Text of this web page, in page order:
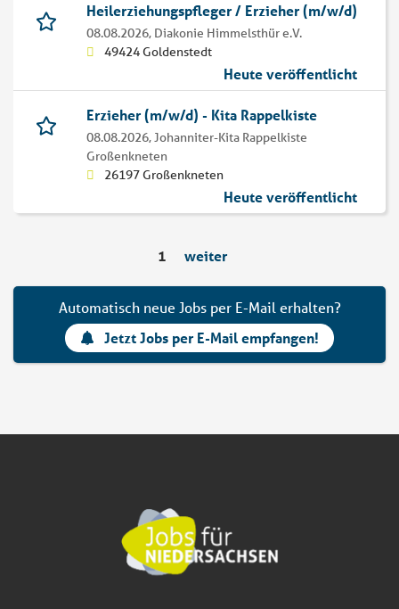
Heilerziehungspfleger / Erzieher (m/w/d)
08.08.2026, Diakonie Himmelsthür e.V.
49424 Goldenstedt
Heute veröffentlicht
Erzieher (m/w/d) - Kita Rappelkiste
08.08.2026,Johanniter-Kita Rappelkiste
Großenkneten
26197 Großenkneten
Heute veröffentlicht
1 weiter
Automatisch neue Jobs per E-Mail erhalten?
Jetzt Jobs per E-Mail empfangen!